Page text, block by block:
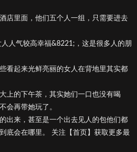
店里面，他们五个人一组，只需要进去
人气较高幸福&8221;，这是很多人的朋
看起来光鲜亮丽的女人在背地里其实都
上的下午茶，其实她们一口也没有喝
会再带她玩了。
出来，甚至是一个出去见人的包他们都
底会在哪里。 关注【首页】获取更多最